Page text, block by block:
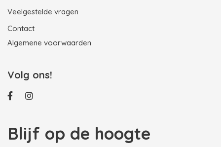
Veelgestelde vragen
Contact
Algemene voorwaarden
Volg ons!
Blijf op de hoogte